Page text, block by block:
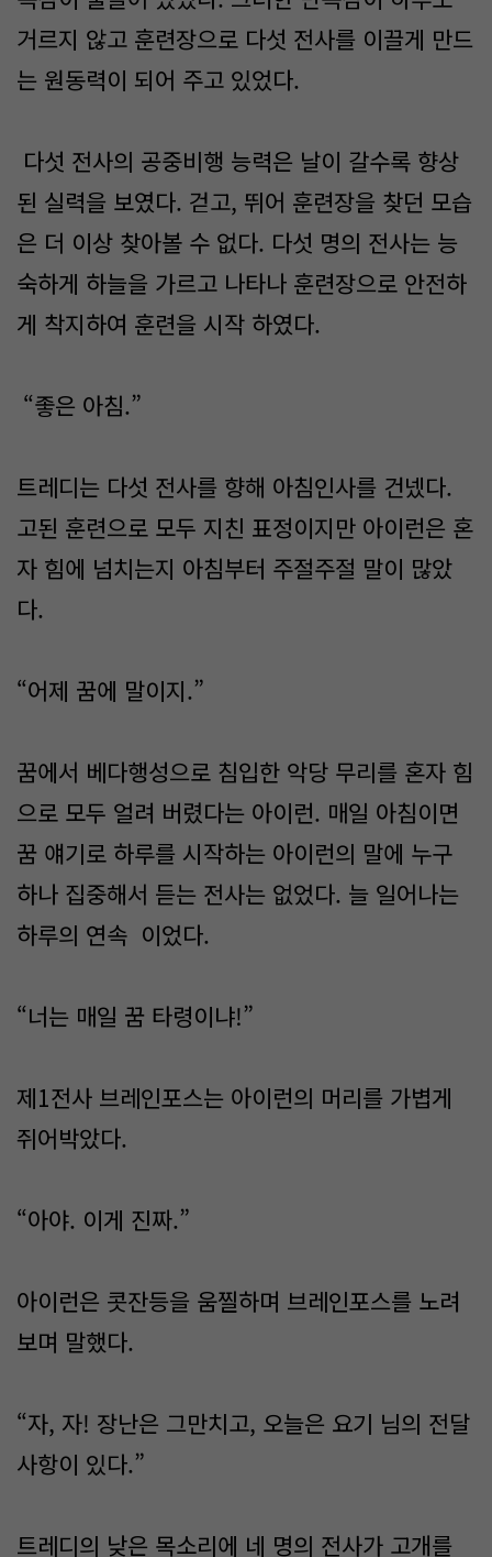
거르지 않고 훈련장으로 다섯 전사를 이끌게 만드
는 원동력이 되어 주고 있었다.
다섯 전사의 공중비행 능력은 날이 갈수록 향상
된 실력을 보였다. 걷고, 뛰어 훈련장을 찾던 모습
은 더 이상 찾아볼 수 없다. 다섯 명의 전사는 능
숙하게 하늘을 가르고 나타나 훈련장으로 안전하
게 착지하여 훈련을 시작 하였다.
“좋은 아침.”
트레디는 다섯 전사를 향해 아침인사를 건넸다.
고된 훈련으로 모두 지친 표정이지만 아이런은 혼
자 힘에 넘치는지 아침부터 주절주절 말이 많았
다.
“어제 꿈에 말이지.”
꿈에서 베다행성으로 침입한 악당 무리를 혼자 힘
으로 모두 얼려 버렸다는 아이런. 매일 아침이면
꿈 얘기로 하루를 시작하는 아이런의 말에 누구
하나 집중해서 듣는 전사는 없었다. 늘 일어나는
하루의 연속 이었다.
“너는 매일 꿈 타령이냐!”
제1전사 브레인포스는 아이런의 머리를 가볍게
쥐어박았다.
“아야. 이게 진짜.”
아이런은 콧잔등을 움찔하며 브레인포스를 노려
보며 말했다.
“자, 자! 장난은 그만치고, 오늘은 요기 님의 전달
사항이 있다.”
트레디의 낮은 목소리에 네 명의 전사가 고개를